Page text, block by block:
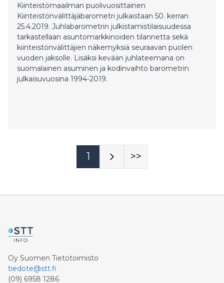
Kiinteistömaailman puolivuosittainen
Kiinteistönvälittäjäbarometri julkaistaan 50. kerran
25.4.2019. Juhlabarometrin julkistamistilaisuudessa
tarkastellaan asuntomarkkinoiden tilannetta sekä
kiinteistönvälittäjien näkemyksiä seuraavan puolen
vuoden jaksolle. Lisäksi kevään juhlateemana on
suomalainen asuminen ja kodinvaihto barometrin
julkaisuvuosina 1994-2019.
1 >>
Oy Suomen Tietotoimisto
tiedote@stt.fi
(09) 6958 1286